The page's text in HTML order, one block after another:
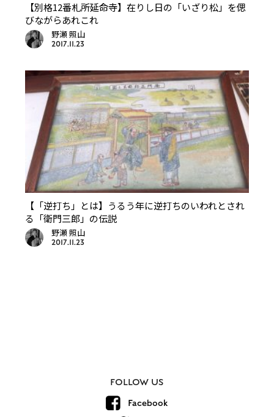
【別格12番札所延命寺】在りし日の「いざり松」を偲
びながらあれこれ
野瀬 照山
2017.11.23
【「逆打ち」とは】うるう年に逆打ちのいわれとされ
る「衛門三郎」の伝説
野瀬 照山
2017.11.23
FOLLOW US
Facebook